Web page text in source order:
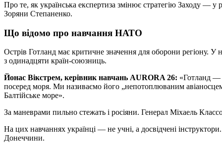
Про те, як українська експертиза змінює стратегію Заходу —
Зоряни Степаненко.
Що відомо про навчання НАТО
Острів Готланд має критичне значення для оборони регіону. У
з одинадцяти країн-союзниць.
Йонас Вікстрем, керівник навчань AURORA 26: «Готланд —
посеред моря. Ми називаємо його „непотоплюваним
Балтійське море».
За маневрами пильно стежать і росіяни. Генерал Міхаель
На цих навчаннях українці — не учні, а досвідчені
Донеччини.